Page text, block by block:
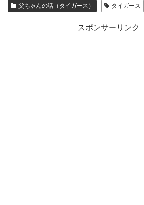
父ちゃんの話（タイガース） タイガース
スポンサーリンク